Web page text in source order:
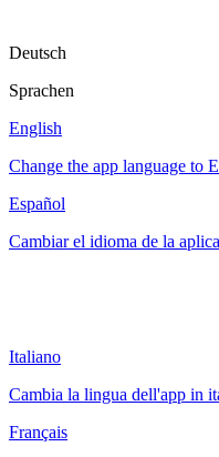
Deutsch
Sprachen
English
Change the app language to
Español
Cambiar el idioma de la
Italiano
Cambia la lingua dell'app in
Français